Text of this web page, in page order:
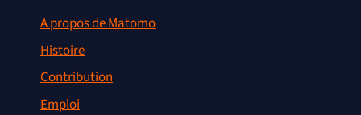
A propos de Matomo
Histoire
Contribution
Emploi